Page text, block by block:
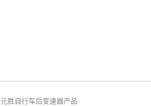
元胜自行车后变速器产品